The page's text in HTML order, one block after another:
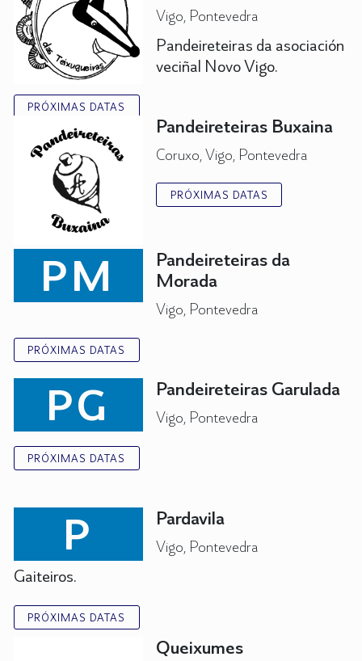
Vigo, Pontevedra
Pandeireteiras da asociación
veciñal Novo Vigo.
PRÓXIMAS DATAS
Pandeireteiras Buxaina
Coruxo, Vigo, Pontevedra
PRÓXIMAS DATAS
PM
Pandeireteiras da
Morada
Vigo, Pontevedra
PRÓXIMAS DATAS
PG Pandeireteiras Garulada
Vigo, Pontevedra
PRÓXIMAS DATAS
P Pardavila
Vigo, Pontevedra
Gaiteiros.
PRÓXIMAS DATAS
Queixumes